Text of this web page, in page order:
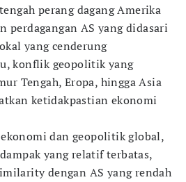
perang dagang Amerika
perdagangan AS yang didasari
yang cenderung
konflik geopolitik yang
Tengah, Eropa, hingga Asia
ketidakpastian ekonomi
dan geopolitik global,
yang relatif terbatas,
dengan AS yang rendah